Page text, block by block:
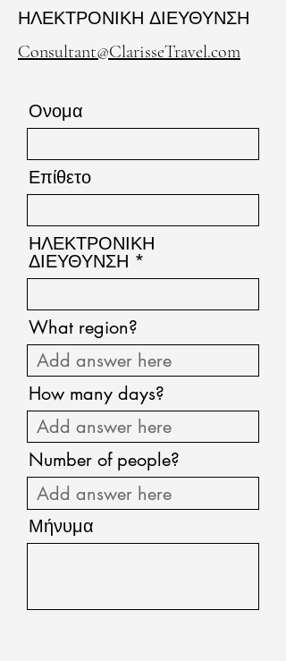
ΗΛΕΚΤΡΟΝΙΚΗ ΔΙΕΥΘΥΝΣΗ
Consultant@ClarisseTravel.com
Ονομα
Επίθετο
ΗΛΕΚΤΡΟΝΙΚΗ
ΔΙΕΥΘΥΝΣΗ
What region?
How many days?
Number of people?
Μήνυμα